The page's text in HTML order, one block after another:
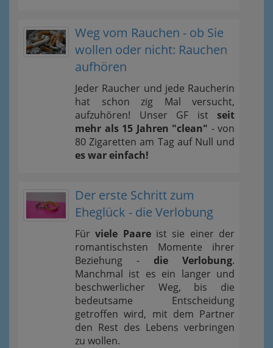
Weg vom Rauchen - ob Sie
wollen oder nicht: Rauchen
aufhören
Jeder Raucher und jede Raucherin
hat schon zig Mal versucht,
aufzuhören! Unser GF ist seit
mehr als 15 Jahren "clean" - von
80 Zigaretten am Tag auf Null und
es war einfach!
Der erste Schritt zum
Eheglück - die Verlobung
Fürviele Paareist sie einer der
romantischsten Momente ihrer
Beziehung - die Verlobung.
Manchmal ist es ein langer und
beschwerlicher Weg, bis die
bedeutsame Entscheidung
getroffen wird, mit dem Partner
den Rest des Lebens verbringen
zu wollen.